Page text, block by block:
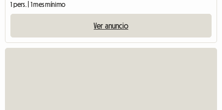
1 pers. | 1 mes mínimo
Ver anuncio